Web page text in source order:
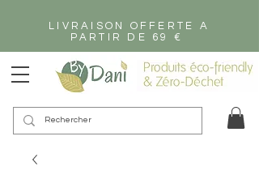
LIVRAISON OFFERTE A
PARTIR DE 69 €